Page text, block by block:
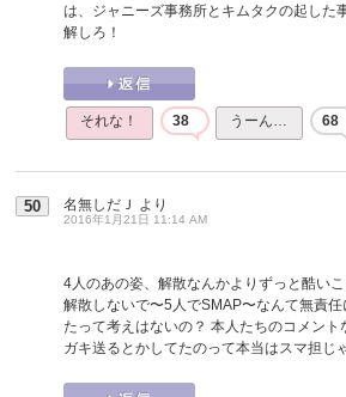
は、ジャニーズ事務所とキムタクの起した
解しろ！
それな！ 38 うーん… 68
50 名無しだＪ より
2016年1月21日 11:14 AM
4人のあの姿、解散なんかよりずっと酷い
解散しないで〜5人でSMAP〜なんて無責
たって考えはないの？ 本人たちのコメン
ガキ送るとかしてたのって本当はスマ担じ